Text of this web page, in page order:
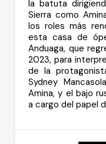
la batuta
Sierra como
los roles más
esta casa de
Anduaga, que
2023, para
de la
Sydney
Amina, y el bajo
a cargo del papel